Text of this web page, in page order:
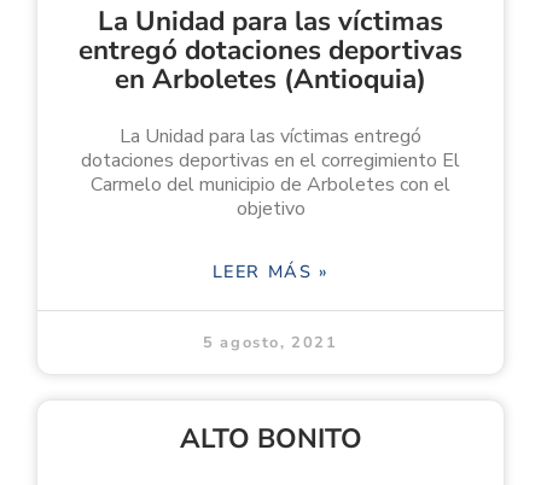
La Unidad para las víctimas
entregó dotaciones deportivas
en Arboletes (Antioquia)
La Unidad para las víctimas entregó
dotaciones deportivas en el corregimiento El
Carmelo del municipio de Arboletes con el
objetivo
LEER MÁS »
5 agosto, 2021
ALTO BONITO